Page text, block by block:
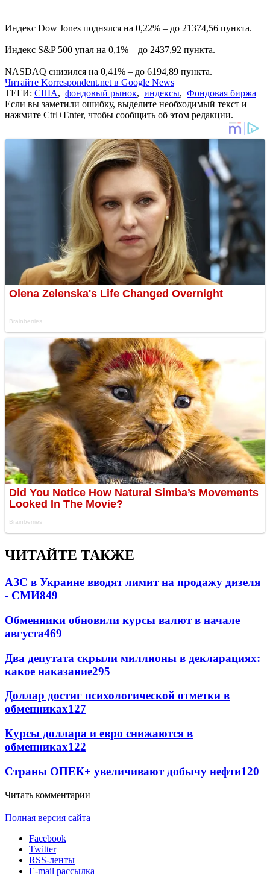
Индекс Dow Jones поднялся на 0,22% – до 21374,56 пункта.
Индекс S&P 500 упал на 0,1% – до 2437,92 пункта.
NASDAQ снизился на 0,41% – до 6194,89 пункта.
Читайте Korrespondent.net в Google News
ТЕГИ: США, фондовый рынок, индексы, Фондовая биржа
Если вы заметили ошибку, выделите необходимый текст и
нажмите Ctrl+Enter, чтобы сообщить об этом редакции.
ЧИТАЙТЕ ТАКЖЕ
АЗС в Украине вводят лимит на продажу дизеля
- СМИ849
Обменники обновили курсы валют в начале
августа469
Два депутата скрыли миллионы в декларациях:
какое наказание295
Доллар достиг психологической отметки в
обменниках127
Курсы доллара и евро снижаются в
обменниках122
Страны ОПЕК+ увеличивают добычу нефти120
Читать комментарии
Полная версия сайта
Facebook
Twitter
RSS-ленты
E-mail рассылка